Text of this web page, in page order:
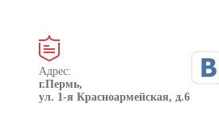
Адрес:
г.Пермь,
ул. 1-я Красноармейская, д.6